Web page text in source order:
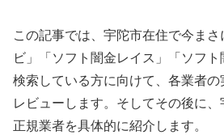
この記事では、宇陀市在住で今ま
ビ」「ソフト闇金レイス」「ソフ
検索している方に向けて、各業者
レビューします。そしてその後に
正規業者を具体的に紹介します。